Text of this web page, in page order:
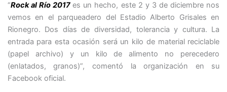
“Rock al Río 2017 es un hecho, este 2 y 3 de diciembre nos
vemos en el parqueadero del Estadio Alberto Grisales en
Rionegro. Dos días de diversidad, tolerancia y cultura. La
entrada para esta ocasión será un kilo de material reciclable
(papel archivo) y un kilo de alimento no perecedero
(enlatados, granos)”, comentó la organización en su
Facebook oficial.